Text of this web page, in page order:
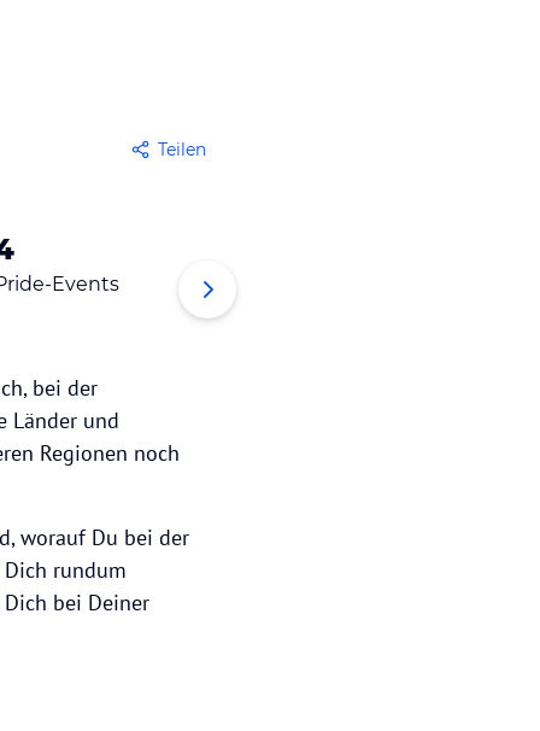
Teilen
Events
bei der
Länder und
Regionen noch
worauf Du bei der
rundum
bei Deiner